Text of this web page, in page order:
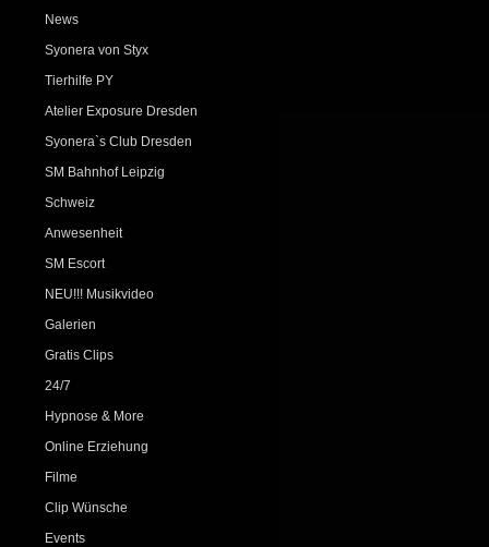
News
Syonera von Styx
Tierhilfe PY
Atelier Exposure Dresden
Syonera`s Club Dresden
SM Bahnhof Leipzig
Schweiz
Anwesenheit
SM Escort
NEU!!! Musikvideo
Galerien
Gratis Clips
24/7
Hypnose & More
Online Erziehung
Filme
Clip Wünsche
Events